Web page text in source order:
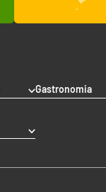
Gastronomia